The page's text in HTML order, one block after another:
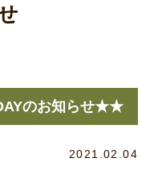
のお知らせ★★
2021.02.04